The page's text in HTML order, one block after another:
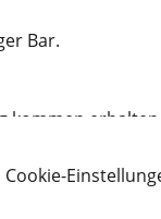
Bar.
kommen